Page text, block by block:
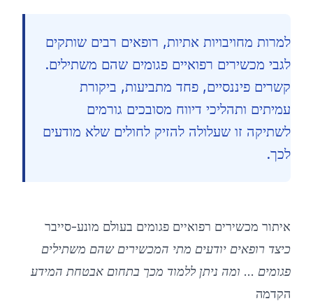
🇮🇱
©
2026 מחנה אימון סייבר 8200
למרות מחויבויות אתיות, רופאים רבים שותקים
לגבי מכשירים רפואיים פגומים שהם משתילים.
קשרים פיננסיים, פחד מתביעות, ביקורת
עמיתים ותהליכי דיווח מסובכים גורמים
לשתיקה זו שעלולה להזיק לחולים שלא מודעים
לכך.
איתור מכשירים רפואיים פגומים בעולם מונע-סייבר
כיצד רופאים יודעים מתי המכשירים שהם משתילים
פגומים … ומה ניתן ללמוד מכך בתחום אבטחת המידע
הקדמה